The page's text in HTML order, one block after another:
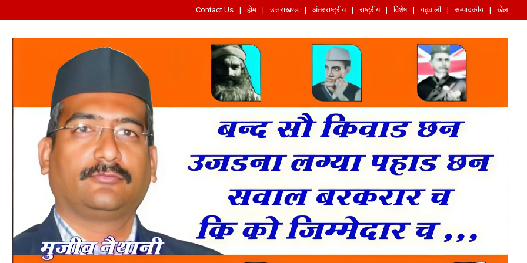
Contact Us होम उत्तराखण्ड अंतरराष्ट्रीय राष्ट्रीय विशेष गढ़वाली सम्पादकीय खेल